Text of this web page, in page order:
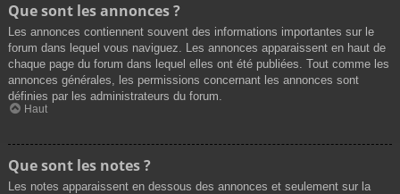
Que sont les annonces ?
Les annonces contiennent souvent des informations importantes sur le
forum dans lequel vous naviguez. Les annonces apparaissent en haut de
chaque page du forum dans lequel elles ont été publiées. Tout comme les
annonces générales, les permissions concernant les annonces sont
définies par les administrateurs du forum.
Haut
Que sont les notes ?
Les notes apparaissent en dessous des annonces et seulement sur la